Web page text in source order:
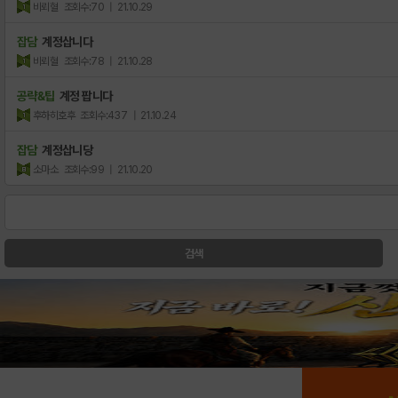
비뢰혈 조회수:70 | 21.10.29
잡담 계정삽니다
비뢰혈 조회수:78 | 21.10.28
공략&팁 계정 팝니다
후하히호후 조회수:437 | 21.10.24
잡담 계정삽니당
소마소 조회수:99 | 21.10.20
검색